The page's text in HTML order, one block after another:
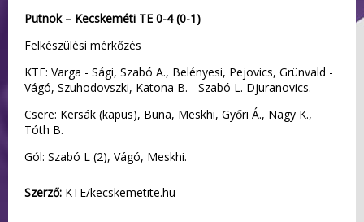
Putnok – Kecskeméti TE 0-4 (0-1)
Felkészülési mérkőzés
KTE: Varga - Sági, Szabó A., Belényesi, Pejovics, Grünvald -
Vágó, Szuhodovszki, Katona B. - Szabó L. Djuranovics.
Csere: Kersák (kapus), Buna, Meskhi, Győri Á., Nagy K.,
Tóth B.
Gól: Szabó L (2), Vágó, Meskhi.
Szerző: KTE/kecskemetite.hu